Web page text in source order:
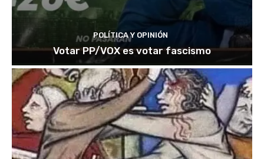
POLÍTICA Y OPINIÓN
Votar PP/VOX es votar fascismo